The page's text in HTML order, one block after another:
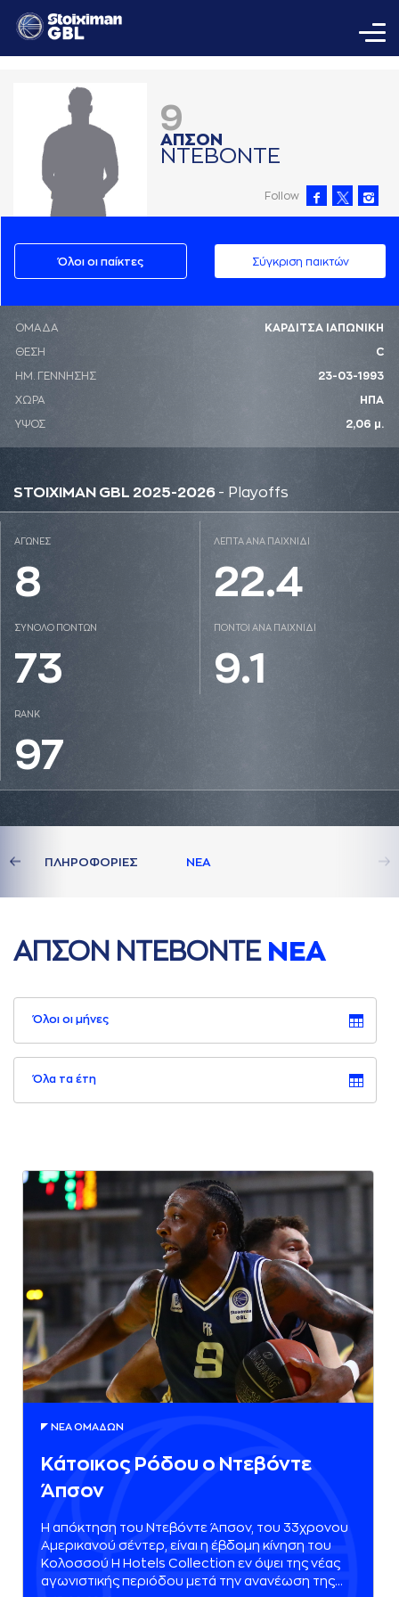
9
AΠΣΟΝ
ΝΤΕΒΟΝΤΕ
Follow
Όλοι οι παίκτες Σύγκριση παικτών
ΟΜΑΔΑ ΚΑΡΔΙΤΣΑ ΙΑΠΩΝΙΚΗ
ΘΕΣΗ C
ΗΜ. ΓΕΝΝΗΣΗΣ 23-03-1993
ΧΩΡΑ ΗΠΑ
ΥΨΟΣ 2,06 μ.
STOIXIMAN GBL 2025-2026 - Playoffs
ΑΓΩΝΕΣ
8
ΛΕΠΤΑ ΑΝΑ ΠΑΙΧΝΙΔΙ
22.4
ΣΥΝΟΛΟ ΠΟΝΤΩΝ
73
ΠΟΝΤΟΙ ΑΝΑ ΠΑΙΧΝΙΔΙ
9.1
RANK
97
ΠΛΗΡΟΦΟΡΙΕΣ ΝΕA
AΠΣΟΝ ΝΤΕΒΟΝΤΕ ΝΕA
Όλοι οι μήνες
Όλα τα έτη
ΝΕA ΟΜAΔΩΝ
Κάτοικος Ρόδου ο Ντεβόντε
Άπσον
Η απόκτηση του Ντεβόντε Άπσον, του 33χρονου
Αμερικανού σέντερ, είναι η έβδομη κίνηση του
Κολοσσού H Hotels Collection εν όψει της νέας
αγωνιστικής περιόδου μετά την ανανέωση της